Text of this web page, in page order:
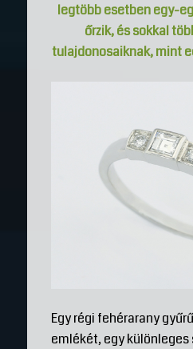
legtöbb esetben egy-
őrzik, és sokkal
tulajdonosaiknak, mint
Egy régi fehérarany
emlékét, egy